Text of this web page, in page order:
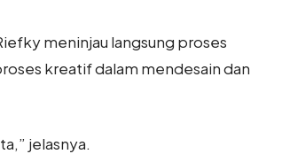
meninjau langsung proses
kreatif dalam mendesain dan
jelasnya.